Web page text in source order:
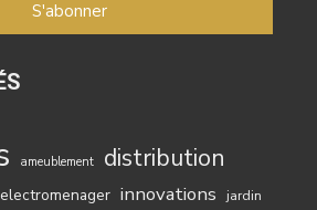
ameublement distribution
electromenager innovations jardin